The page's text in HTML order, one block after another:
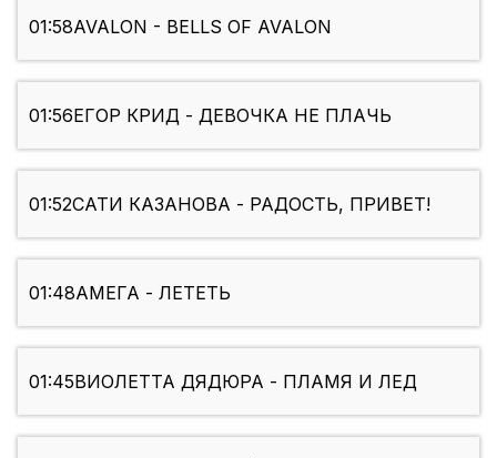
01:58AVALON - BELLS OF AVALON
01:56ЕГОР КРИД - ДЕВОЧКА НЕ ПЛАЧЬ
01:52САТИ КАЗАНОВА - РАДОСТЬ, ПРИВЕТ!
01:48АМЕГА - ЛЕТЕТЬ
01:45ВИОЛЕТТА ДЯДЮРА - ПЛАМЯ И ЛЕД